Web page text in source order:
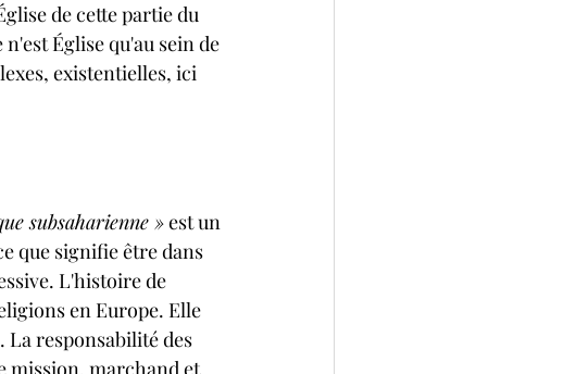
de cette partie du
Église qu'au sein de
existentielles, ici
subsaharienne » est un
que signifie être dans
L'histoire de
en Europe. Elle
responsabilité des